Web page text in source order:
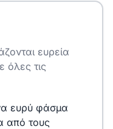
ευρεία
όλες τις
ευρύ φάσμα
από τους